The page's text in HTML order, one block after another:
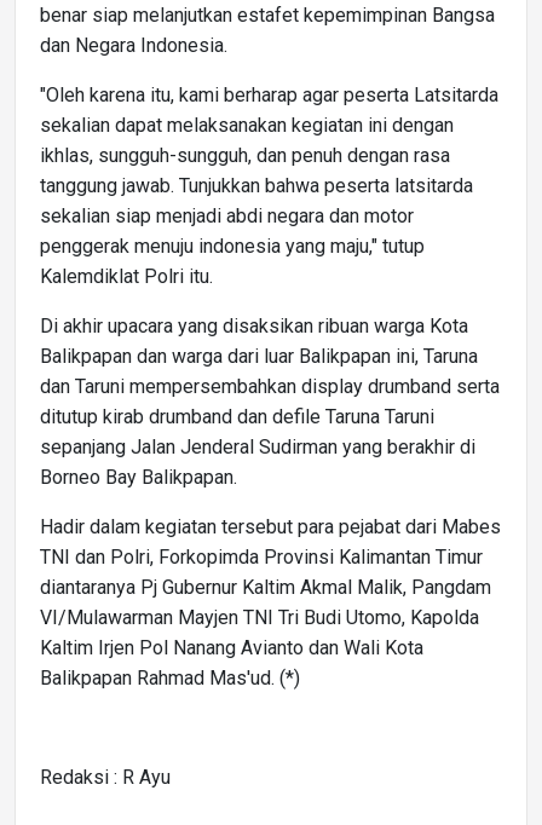
benar siap melanjutkan estafet kepemimpinan Bangsa
dan Negara Indonesia.
"Oleh karena itu, kami berharap agar peserta Latsitarda
sekalian dapat melaksanakan kegiatan ini dengan
ikhlas, sungguh-sungguh, dan penuh dengan rasa
tanggung jawab. Tunjukkan bahwa peserta latsitarda
sekalian siap menjadi abdi negara dan motor
penggerak menuju indonesia yang maju," tutup
Kalemdiklat Polri itu.
Di akhir upacara yang disaksikan ribuan warga Kota
Balikpapan dan warga dari luar Balikpapan ini, Taruna
dan Taruni mempersembahkan display drumband serta
ditutup kirab drumband dan defile Taruna Taruni
sepanjang Jalan Jenderal Sudirman yang berakhir di
Borneo Bay Balikpapan.
Hadir dalam kegiatan tersebut para pejabat dari Mabes
TNI dan Polri, Forkopimda Provinsi Kalimantan Timur
diantaranya Pj Gubernur Kaltim Akmal Malik, Pangdam
VI/Mulawarman Mayjen TNI Tri Budi Utomo, Kapolda
Kaltim Irjen Pol Nanang Avianto dan Wali Kota
Balikpapan Rahmad Mas'ud. (*)
Redaksi : R Ayu